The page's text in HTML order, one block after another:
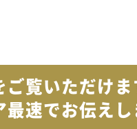
ご覧いただけま
最速でお伝えし